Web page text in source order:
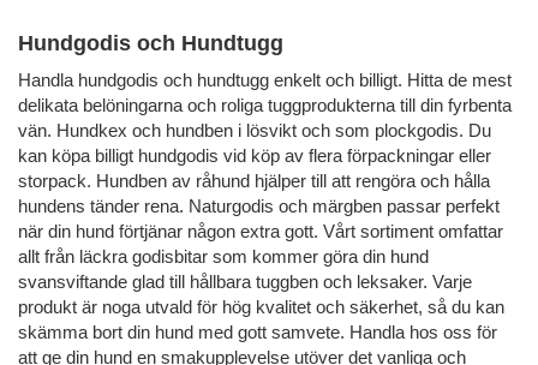
Hundgodis och Hundtugg
Handla hundgodis och hundtugg enkelt och billigt. Hitta de mest
delikata belöningarna och roliga tuggprodukterna till din fyrbenta
vän. Hundkex och hundben i lösvikt och som plockgodis. Du
kan köpa billigt hundgodis vid köp av flera förpackningar eller
storpack. Hundben av råhund hjälper till att rengöra och hålla
hundens tänder rena. Naturgodis och märgben passar perfekt
när din hund förtjänar någon extra gott. Vårt sortiment omfattar
allt från läckra godisbitar som kommer göra din hund
svansviftande glad till hållbara tuggben och leksaker. Varje
produkt är noga utvald för hög kvalitet och säkerhet, så du kan
skämma bort din hund med gott samvete. Handla hos oss för
att ge din hund en smakupplevelse utöver det vanliga och